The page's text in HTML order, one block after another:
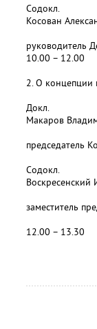
Содокл.
Косован
руководитель
10.00 – 12.00
2. О концепции
Докл.
Макаров
председатель
Содокл.
Воскресенский
заместитель
12.00 – 13.30